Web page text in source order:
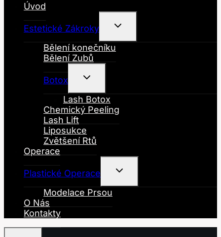
Úvod
Estetické Zákroky
Toggle
Menu
Bělení konečníku
Bělení Zubů
Botox
Toggle
Menu
Lash Botox
Chemický Peeling
Lash Lift
Liposukce
Zvětšení Rtů
Operace
Plastické Operace
Toggle
Menu
Modelace Prsou
O Nás
Kontakty